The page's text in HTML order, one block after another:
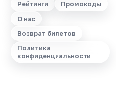
Рейтинги
Промокоды
О нас
Возврат билетов
Политика
конфиденциальности